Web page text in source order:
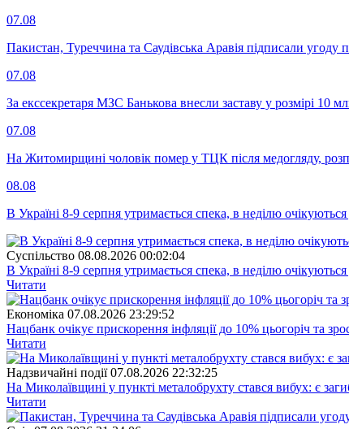
07.08
Пакистан, Туреччина та Саудівська Аравія підписали угоду
07.08
За екссекретаря МЗС Банькова внесли заставу у розмірі 10
07.08
На Житомирщині чоловік помер у ТЦК після медогляду,
08.08
В Україні 8-9 серпня утримається спека, в неділю
Суспiльство 08.08.2026 00:02:04
В Україні 8-9 серпня утримається спека, в неділю
Читати
Економіка 07.08.2026 23:29:52
Нацбанк очікує прискорення інфляції до 10% цьогоріч та
Читати
Надзвичайні події 07.08.2026 22:32:25
На Миколаївщині у пункті металобрухту стався вибух: є
Читати